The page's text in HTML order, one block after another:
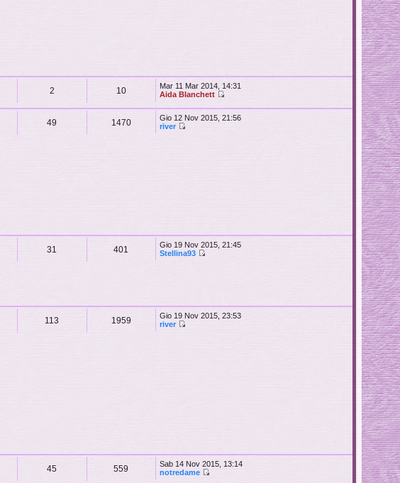
2 10
Mar 11 Mar 2014, 14:31
Aida Blanchett
49 1470
Gio 12 Nov 2015, 21:56
river
31 401
Gio 19 Nov 2015, 21:45
Stellina93
113 1959
Gio 19 Nov 2015, 23:53
river
45 559
Sab 14 Nov 2015, 13:14
notredame